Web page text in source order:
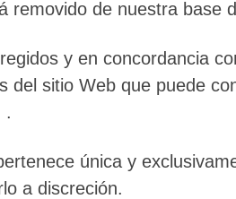
removido de nuestra base
y en concordancia
del sitio Web que puede
.
única y
a discreción.